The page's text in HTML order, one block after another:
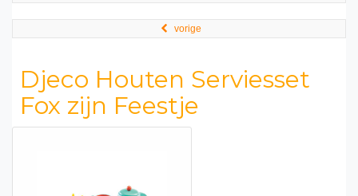
vorige
Djeco Houten Serviesset
Fox zijn Feestje